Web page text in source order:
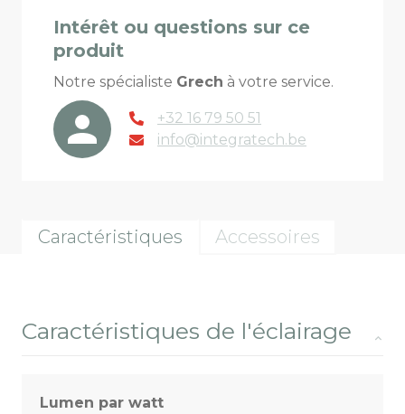
Intérêt ou questions sur ce
produit
Notre spécialiste Grech à votre service.
+32 16 79 50 51
info@integratech.be
Caractéristiques Accessoires
Caractéristiques de l'éclairage
Lumen par watt